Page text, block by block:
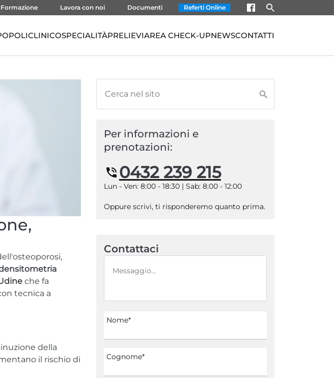
Formazione Lavora con noi Documenti Referti Online
POLICLINICOSPECIALITÀPRELIEVIAREA CHECK-UPNEWSCONTATTI
che fa
tecnica a
della
il rischio di
Per informazioni e
prenotazioni:
0432 239 215
Lun - Ven: 8:00 - 18:30 | Sab: 8:00 - 12:00
Oppure scrivi, ti risponderemo quanto prima.
Contattaci
Nome*
Cognome*